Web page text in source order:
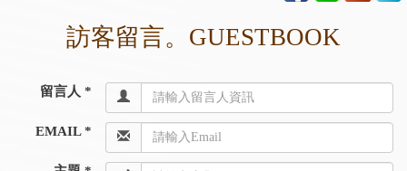
訪客留言。GUESTBOOK
留言人 *
EMAIL *